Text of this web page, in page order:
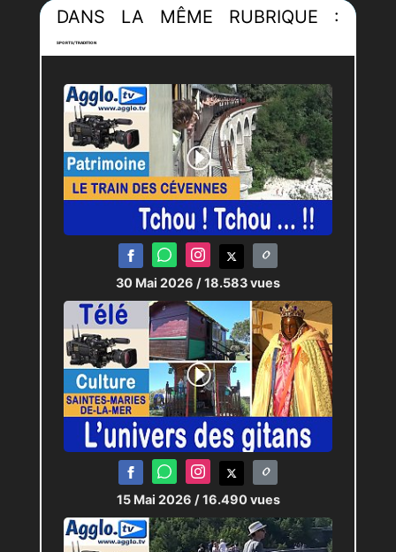
ne prend que 5 minutes.
Faites le plein de sensations
fortes : BMX, Roller,
Skateboard, Mountain Bike,
Wakeboard, Escalade… Et
venez aussi découvrir et tester
des disciplines inédites pour
les pros, amateurs, grands,
petits ou curieux (Sup Paddle,
Longboard, etc.).
Pour cette 20ème édition, voici
en images le teaser officiel du
festival ! Enjoy
DANS LA MÊME RUBRIQUE :
SPORTS/TRADITION
30 Mai 2026 / 18.583 vues
15 Mai 2026 / 16.490 vues